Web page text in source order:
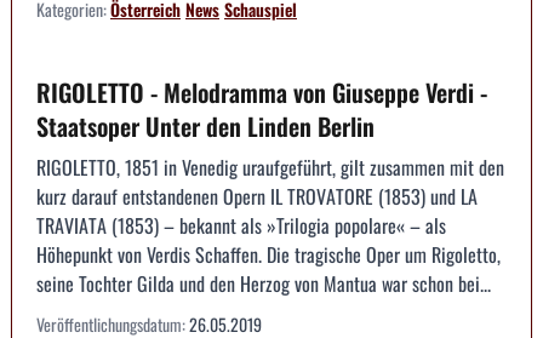
Kategorien:ÖsterreichNewsSchauspiel
RIGOLETTO - Melodramma von Giuseppe Verdi -
Staatsoper Unter den Linden Berlin
RIGOLETTO, 1851 in Venedig uraufgeführt, gilt zusammen mit den
kurz darauf entstandenen Opern IL TROVATORE (1853) und LA
TRAVIATA (1853) – bekannt als »Trilogia popolare« – als
Höhepunkt von Verdis Schaffen. Die tragische Oper um Rigoletto,
seine Tochter Gilda und den Herzog von Mantua war schon bei...
Veröffentlichungsdatum:26.05.2019